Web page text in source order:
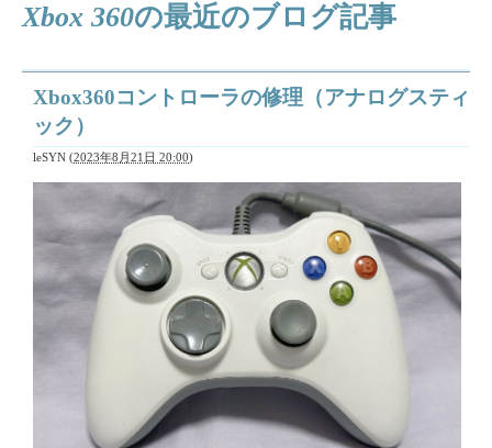
Xbox 360の最近のブログ記事
Xbox360コントローラの修理（アナログスティ
ック）
leSYN (2023年8月21日 20:00)